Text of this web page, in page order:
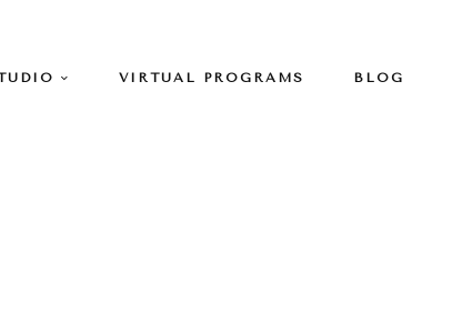
VIRTUAL PROGRAMS BLOG